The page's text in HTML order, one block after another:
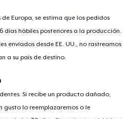
Europa, se estima que los pedidos
días hábiles posteriores a la producción.
enviados desde EE. UU., no rastreamos
a su país de destino.
Si recibe un producto dañado,
gusto lo reemplazaremos o le